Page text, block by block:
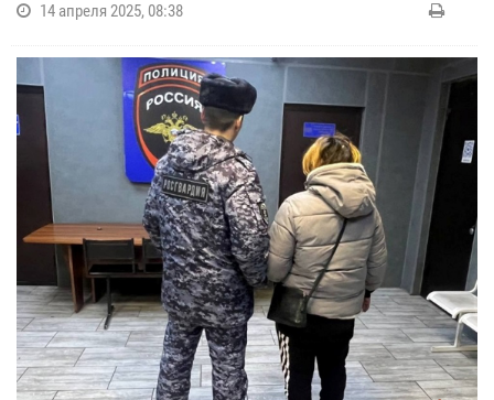
14 апреля 2025, 08:38